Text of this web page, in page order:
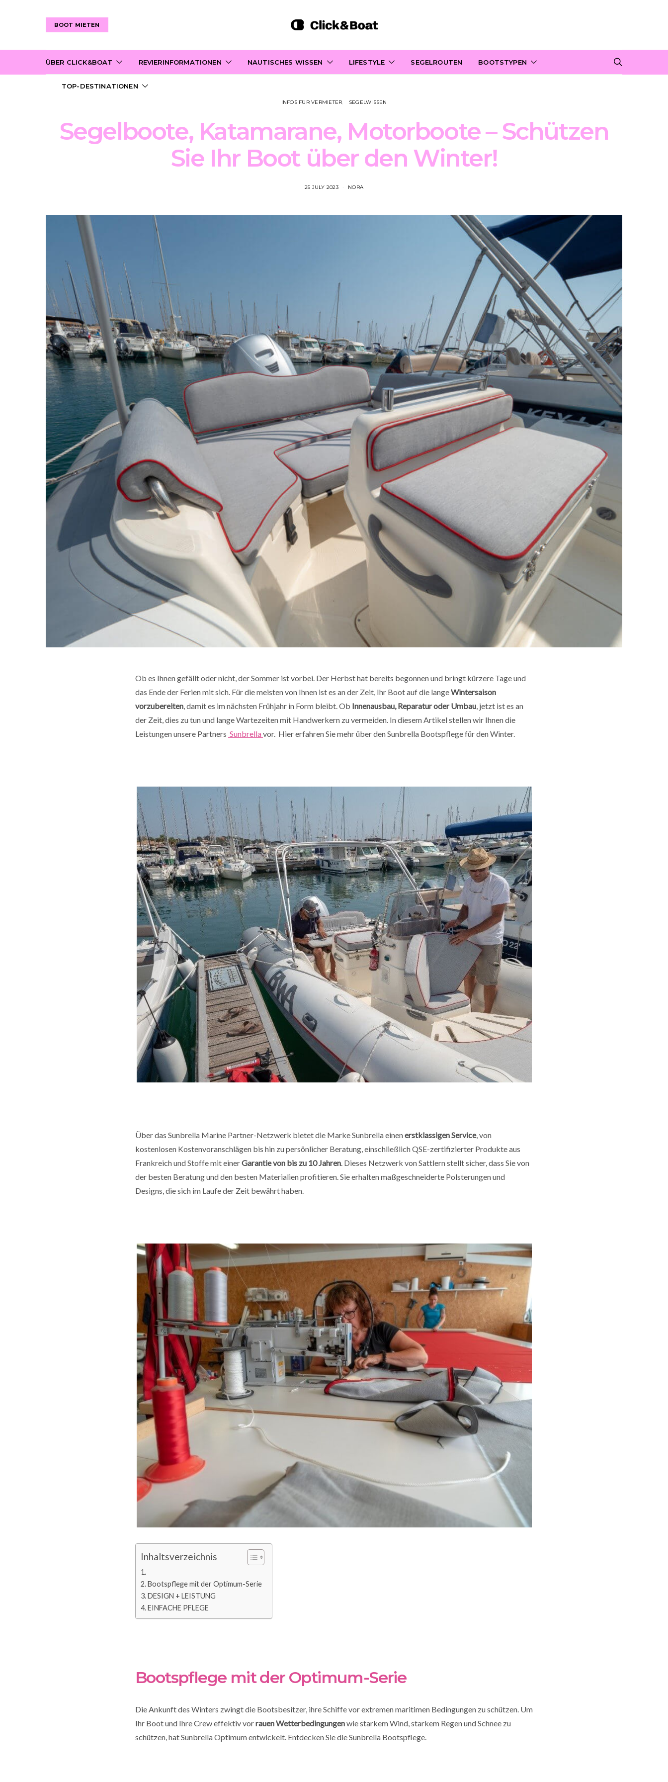
BOOT MIETEN
ÜBER CLICK&BOAT REVIERINFORMATIONEN NAUTISCHES WISSEN LIFESTYLE SEGELROUTEN BOOTSTYPEN
TOP-DESTINATIONEN
INFOS FÜR VERMIETER SEGELWISSEN
Segelboote, Katamarane, Motorboote – Schützen
Sie Ihr Boot über den Winter!
25 JULY 2023 NORA
Ob es Ihnen gefällt oder nicht, der Sommer ist vorbei. Der Herbst hat bereits begonnen und bringt kürzere Tage und
das Ende der Ferien mit sich. Für die meisten von Ihnen ist es an der Zeit, Ihr Boot auf die langeWintersaison
vorzubereiten, damit es im nächsten Frühjahr in Form bleibt. Ob Innenausbau, Reparatur oder Umbau, jetzt ist es an
der Zeit, dies zu tun und lange Wartezeiten mit Handwerkern zu vermeiden. In diesem Artikel stellen wir Ihnen die
Leistungen unsere Partners Sunbrellavor. Hier erfahren Sie mehr über den Sunbrella Bootspflege für den Winter.
Über das Sunbrella Marine Partner-Netzwerk bietet die Marke Sunbrella einenerstklassigen Service, von
kostenlosen Kostenvoranschlägen bis hin zu persönlicher Beratung, einschließlich QSE-zertifizierter Produkte aus
Frankreich und Stoffe mit einerGarantie von bis zu 10 Jahren. Dieses Netzwerk von Sattlern stellt sicher, dass Sie von
der besten Beratung und den besten Materialien profitieren. Sie erhalten maßgeschneiderte Polsterungen und
Designs, die sich im Laufe der Zeit bewährt haben.
Inhaltsverzeichnis
Bootspflege mit der Optimum-Serie
DESIGN + LEISTUNG
EINFACHE PFLEGE
Bootspflege mit der Optimum-Serie
Die Ankunft des Winters zwingt die Bootsbesitzer, ihre Schiffe vor extremen maritimen Bedingungen zu schützen. Um
Ihr Boot und Ihre Crew effektiv vorrauen Wetterbedingungenwie starkem Wind, starkem Regen und Schnee zu
schützen, hat Sunbrella Optimum entwickelt. Entdecken Sie die Sunbrella Bootspflege.